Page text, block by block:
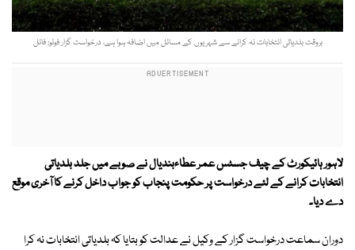
بروقت بلدیاتی انتخابات نہ كرانے سے شہریوں كے مسائل میں اضافہ ہوا ہے، درخواست گزار فوٹو: فائل
لاہور ہائیكورٹ كے چیف جسٹس عمر عطاءبندیال نے صوبے میں جلد بلدیاتی
انتخابات كرانے كے لئے درخواست پر حكومت پنجاب كو جواب داخل كرنے كا آخری موقع
دے دیا۔
دوران سماعت درخواست گزار كے وكیل نے عدالت كو بتایا كہ بلدیاتی انتخابات نہ كرا